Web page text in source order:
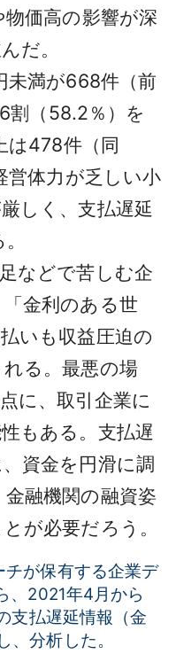
価高の影響が深
だ。
未満が668件（前
割（58.2％）を
は478件（同
営体力が乏しい小
しく、支払遅延
などで苦しむ企
金利のある世
いも収益圧迫の
る。最悪の場
に、取引企業に
もある。支払遅
資金を円滑に調
融機関の融資姿
が必要だろう。
が保有する企業デ
、2021年4月から
支払遅延情報（金
、分析した。